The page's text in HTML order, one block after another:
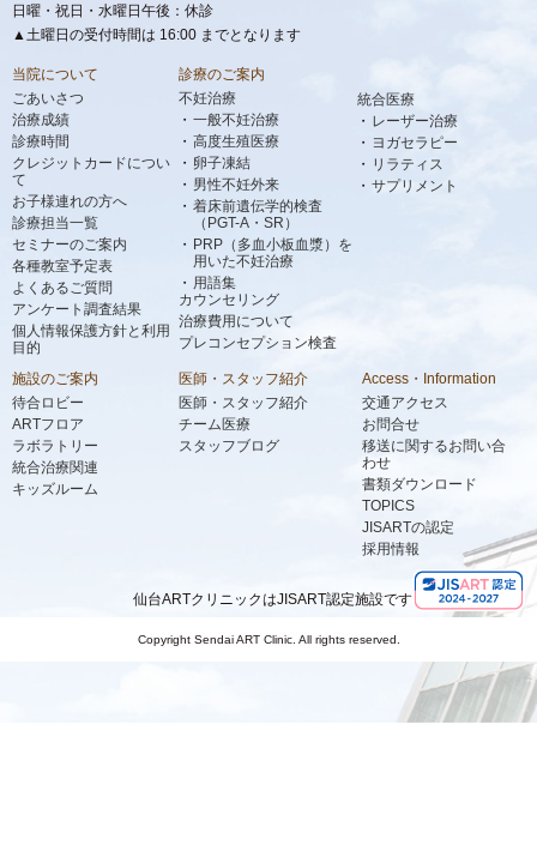
日曜・祝日・水曜日午後：休診
▲土曜日の受付時間は 16:00 までとなります
当院について
ごあいさつ
治療成績
診療時間
クレジットカードについ
て
お子様連れの方へ
診療担当一覧
セミナーのご案内
各種教室予定表
よくあるご質問
アンケート調査結果
個人情報保護方針と利用
目的
診療のご案内
不妊治療
一般不妊治療
高度生殖医療
卵子凍結
男性不妊外来
着床前遺伝学的検査
（PGT-A・SR）
PRP（多血小板血漿）を
用いた不妊治療
用語集
カウンセリング
治療費用について
プレコンセプション検査
統合医療
レーザー治療
ヨガセラピー
リラティス
サプリメント
施設のご案内
待合ロビー
ARTフロア
ラボラトリー
統合治療関連
キッズルーム
医師・スタッフ紹介
医師・スタッフ紹介
チーム医療
スタッフブログ
Access・Information
交通アクセス
お問合せ
移送に関するお問い合
わせ
書類ダウンロード
TOPICS
JISARTの認定
採用情報
仙台ARTクリニックはJISART認定施設です
Copyright Sendai ART Clinic. All rights reserved.